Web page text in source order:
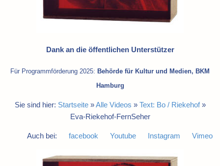
Dank an die öffentlichen Unterstützer
Für Programmförderung 2025: Behörde für Kultur und Medien, BKM
Hamburg
Sie sind hier: Startseite»Alle Videos » Text: Bo / Riekehof»
Eva-Riekehof-FernSeher
Auch bei: facebook Youtube Instagram Vimeo